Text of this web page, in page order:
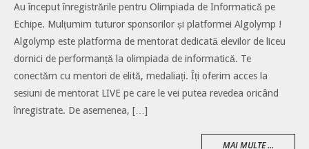
Au început înregistrările pentru Olimpiada de Informatică pe
Echipe. Mulțumim tuturor sponsorilor și platformei Algolymp !
Algolymp este platforma de mentorat dedicată elevilor de liceu
dornici de performanță la olimpiada de informatică. Te
conectăm cu mentori de elită, medaliați. Îți oferim acces la
sesiuni de mentorat LIVE pe care le vei putea revedea oricând
înregistrate. De asemenea, […]
MAI MULTE ...